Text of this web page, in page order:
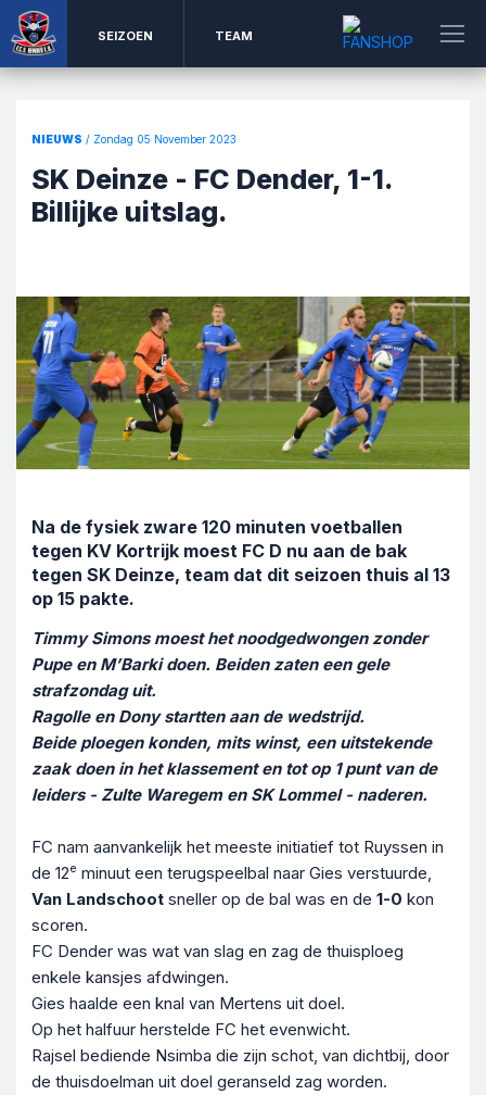
SEIZOEN TEAM
NIEUWS / Zondag 05 November 2023
SK Deinze - FC Dender, 1-1.
Billijke uitslag.
Na de fysiek zware 120 minuten voetballen
tegen KV Kortrijk moest FC D nu aan de bak
tegen SK Deinze, team dat dit seizoen thuis al 13
op 15 pakte.
Timmy Simons moest het noodgedwongen zonder
Pupe en M’Barki doen. Beiden zaten een gele
strafzondag uit.
Ragolle en Dony startten aan de wedstrijd.
Beide ploegen konden, mits winst, een uitstekende
zaak doen in het klassement en tot op 1 punt van de
leiders - Zulte Waregem en SK Lommel - naderen.
FC nam aanvankelijk het meeste initiatief tot Ruyssen in
de 12e minuut een terugspeelbal naar Gies verstuurde,
Van Landschoot sneller op de bal was en de 1-0 kon
scoren.
FC Dender was wat van slag en zag de thuisploeg
enkele kansjes afdwingen.
Gies haalde een knal van Mertens uit doel.
Op het halfuur herstelde FC het evenwicht.
Rajsel bediende Nsimba die zijn schot, van dichtbij, door
de thuisdoelman uit doel geranseld zag worden.